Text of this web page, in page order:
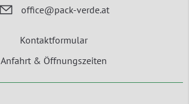
office@pack-verde.at
Kontaktformular
Anfahrt & Öffnungszeiten